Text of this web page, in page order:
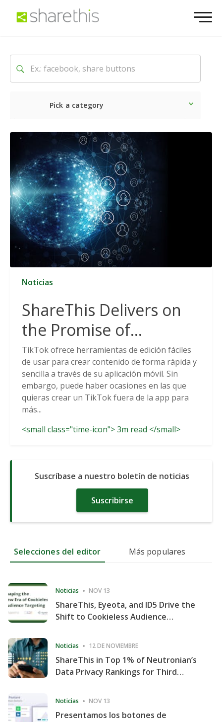
Pick a category
Lo último Social
Noticias
ShareThis Delivers on
the Promise of
Cookieless Data
Solutions
TikTok ofrece herramientas de edición fáciles
de usar para crear contenido de forma rápida y
sencilla a través de su aplicación móvil. Sin
embargo, puede haber ocasiones en las que
quieras crear un TikTok fuera de la app para
más...
<small class="time-icon"> 3m read </small>
Suscríbase a nuestro boletín de noticias
Suscribirse
Selecciones del editor Más populares
Noticias NOV 13
ShareThis, Eyeota, and ID5 Drive the
Shift to Cookieless Audience
Noticias 12 DE NOVIEMBRE
ShareThis in Top 1% of Neutronian’s
Data Privacy Rankings for Third
Noticias NOV 13
Presentamos los botones de